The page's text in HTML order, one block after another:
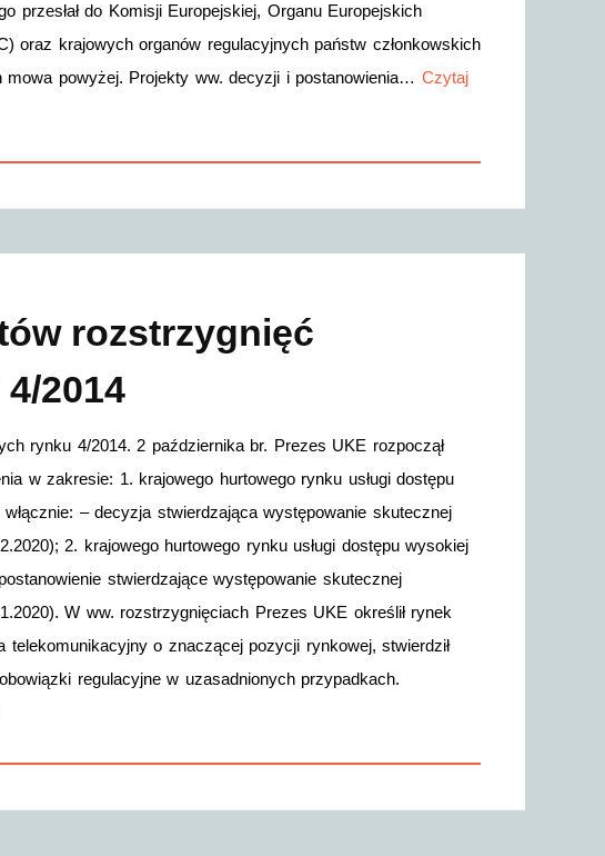
przesłał do Komisji Europejskiej, Organu Europejskich
oraz krajowych organów regulacyjnych państw członkowskich
powyżej. Projekty ww. decyzji i postanowienia… Czytaj
rozstrzygnięć
2014
rynku 4/2014. 2 października br. Prezes UKE rozpoczął
w zakresie: 1. krajowego hurtowego rynku usługi dostępu
– decyzja stwierdzająca występowanie skutecznej
2. krajowego hurtowego rynku usługi dostępu wysokiej
stwierdzające występowanie skutecznej
W ww. rozstrzygnięciach Prezes UKE określił rynek
telekomunikacyjny o znaczącej pozycji rynkowej, stwierdził
regulacyjne w uzasadnionych przypadkach.